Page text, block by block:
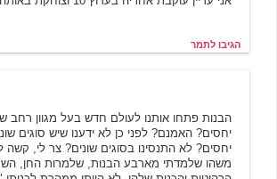
הגיבו לתמר
הבנות פתחו אותנו לעולם חדש בעל מגוון רחב
יחסים? האמנם? לפני כן לא ידענו שיש סוגים
יחסים? לא התנסינו בסוגים שונים? צר לי, קשה
משהו שלמדתי מארבע הבנות, שלמרות החן,